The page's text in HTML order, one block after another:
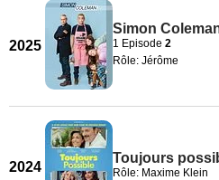
2025
Simon
1 Episode 2
Rôle: Jérôme
2024
Toujours
Rôle: Maxime Klein